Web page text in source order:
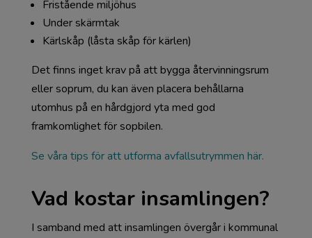
Fristående miljöhus
Under skärmtak
Kärlskåp (låsta skåp för kärlen)
Det finns inget krav på att bygga återvinningsrum
eller soprum, du kan även placera behållarna
utomhus på en hårdgjord yta med god
framkomlighet för sopbilen.
Se våra tips för att utforma avfallsutrymmen här.
Vad kostar insamlingen?
I samband med att insamlingen övergår i kommunal